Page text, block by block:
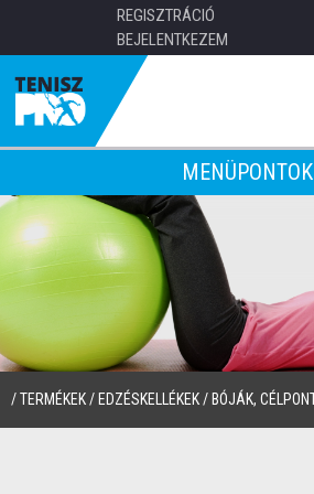
REGISZTRÁCIÓ
BEJELENTKEZEM
MENÜPONTOK
/TERMÉKEK/ EDZÉSKELLÉKEK/ BÓJÁK,